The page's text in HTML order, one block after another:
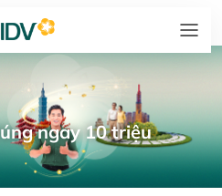
ngay 10 triệu